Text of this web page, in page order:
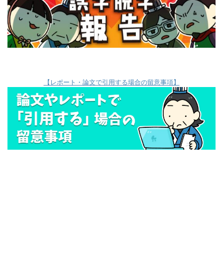
【レポート・論文で引用する場合の留意事項】